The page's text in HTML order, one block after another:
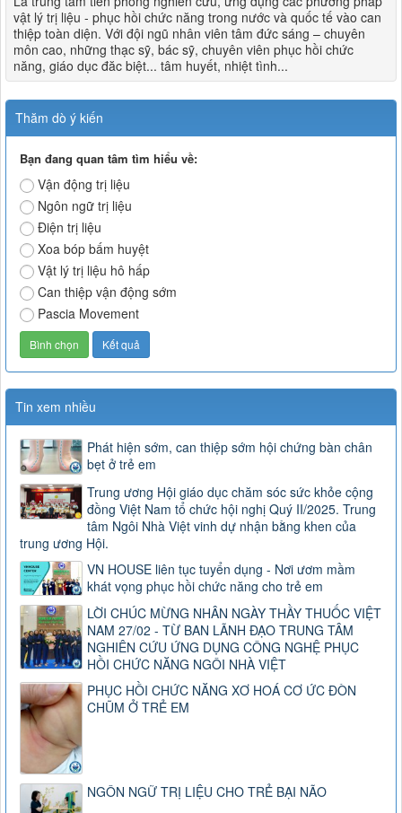
vật lý trị liệu - phục hồi chức năng trong nước và quốc tế vào can
thiệp toàn diện. Với đội ngũ nhân viên tâm đức sáng – chuyên
môn cao, những thạc sỹ, bác sỹ, chuyên viên phục hồi chức
năng, giáo dục đăc biệt... tâm huyết, nhiệt tình...
Thăm dò ý kiến
Bạn đang quan tâm tìm hiểu về:
Vận động trị liệu
Ngôn ngữ trị liệu
Điện trị liệu
Xoa bóp bấm huyệt
Vật lý trị liệu hô hấp
Can thiệp vận động sớm
Pascia Movement
Tin xem nhiều
Phát hiện sớm, can thiệp sớm hội chứng bàn chân
bẹt ở trẻ em
Trung ương Hội giáo dục chăm sóc sức khỏe cộng
đồng Việt Nam tổ chức hội nghị Quý II/2025. Trung
tâm Ngôi Nhà Việt vinh dự nhận bằng khen của
trung ương Hội.
VN HOUSE liên tục tuyển dụng - Nơi ươm mầm
khát vọng phục hồi chức năng cho trẻ em
LỜI CHÚC MỪNG NHÂN NGÀY THẦY THUỐC VIỆT
NAM 27/02 - TỪ BAN LÃNH ĐẠO TRUNG TÂM
NGHIÊN CỨU ỨNG DỤNG CÔNG NGHỆ PHỤC
HỒI CHỨC NĂNG NGÔI NHÀ VIỆT
PHỤC HỒI CHỨC NĂNG XƠ HOÁ CƠ ỨC ĐÒN
CHŨM Ở TRẺ EM
NGÔN NGỮ TRỊ LIỆU CHO TRẺ BẠI NÃO